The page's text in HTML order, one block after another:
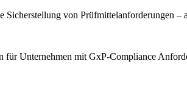
von Prüfmittelanforderungen –
Unternehmen mit GxP-Compliance